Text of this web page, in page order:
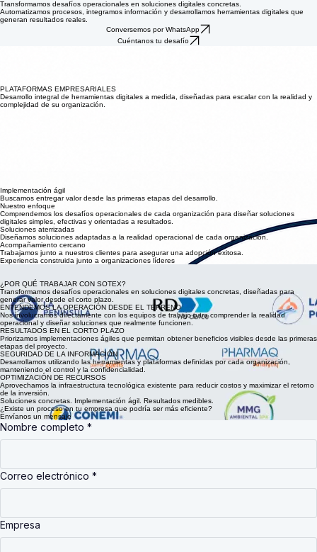
Transformamos desafíos operacionales en soluciones digitales concretas.
Automatizamos procesos, integramos información y desarrollamos herramientas digitales que
Conversemos por WhatsApp
Reemplazamos formularios y planillas por soluciones digitales simples y accesibles.
PLATAFORMAS EMPRESARIALES
Desarrollo integral de herramientas digitales a medida, diseñadas para escalar con la realidad y
Aplicaciones Empresariales
Desarrollamos herramientas digitales adaptadas a la realidad de cada organización.
Implementación ágil
Buscamos entregar valor desde las primeras etapas del desarrollo.
Nuestro enfoque
Comprendemos los desafíos operacionales de cada organización para diseñar soluciones
digitales simples, efectivas y orientadas a resultados.
Soluciones aterrizadas
Diseñamos soluciones adaptadas a la realidad operacional de cada organización.
Acompañamiento cercano
Trabajamos junto a nuestros clientes para asegurar una adopción exitosa.
Durante los últimos años hemos acompañado a empresas de distintos sectores en la
implementación de soluciones digitales orientadas a resolver desafíos reales.
¿POR QUÉ TRABAJAR CON SOTEX?
Transformamos desafíos operacionales en soluciones digitales concretas, diseñadas para
generar valor desde el corto plazo.
ENTENDEMOS LA OPERACIÓN DESDE EL TERRENO
Nos involucramos directamente con los equipos de trabajo para comprender la realidad
operacional y diseñar soluciones que realmente funcionen.
RESULTADOS EN EL CORTO PLAZO
Priorizamos implementaciones ágiles que permitan obtener beneficios visibles desde las primeras
etapas del proyecto.
SEGURIDAD DE LA INFORMACIÓN
Desarrollamos utilizando las herramientas y plataformas definidas por cada organización,
manteniendo el control y la confidencialidad.
OPTIMIZACIÓN DE RECURSOS
Aprovechamos la infraestructura tecnológica existente para reducir costos y maximizar el retorno
de la inversión.
Soluciones concretas. Implementación ágil. Resultados medibles.
¿Existe un proceso en tu empresa que podría ser más eficiente?
Envíanos un mensaje
Nombre completo *
Correo electrónico *
Empresa